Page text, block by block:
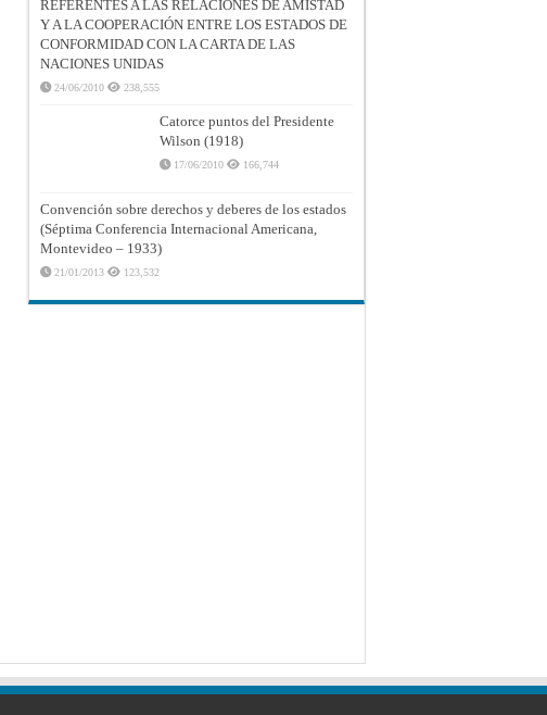
REFERENTES A LAS RELACIONES DE AMISTAD
Y A LA COOPERACIÓN ENTRE LOS ESTADOS DE
CONFORMIDAD CON LA CARTA DE LAS
NACIONES UNIDAS
24/06/2010 238,555
Catorce puntos del Presidente
Wilson (1918)
17/06/2010 166,744
Convención sobre derechos y deberes de los estados
(Séptima Conferencia Internacional Americana,
Montevideo – 1933)
21/01/2013 123,532